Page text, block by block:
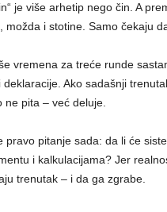
je više arhetip nego čin. A
možda i stotine. Samo čekaju
vremena za treće runde
deklaracije. Ako sadašnji
ne pita – već deluje.
pravo pitanje sada: da li će
i kalkulacijama? Jer
trenutak – i da ga zgrabe.